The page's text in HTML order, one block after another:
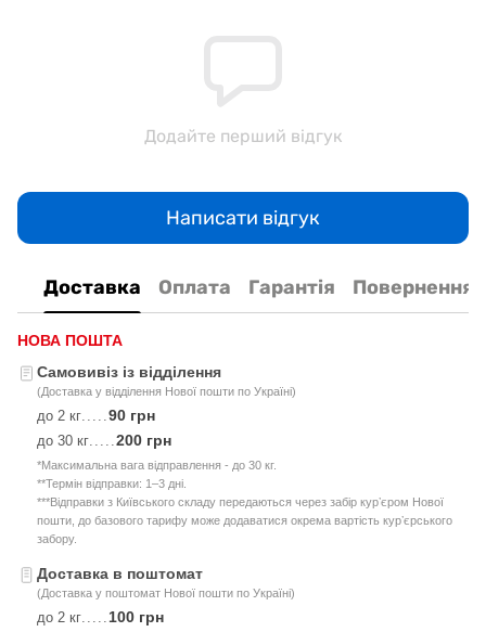
Додайте перший відгук
Написати відгук
Доставка Оплата Гарантія Повернення
НОВА ПОШТА
Самовивіз із відділення
(Доставка у відділення Нової пошти по Україні)
до 2 кг.....90 грн
до 30 кг.....200 грн
*Максимальна вага відправлення - до 30 кг.
**Термін відправки: 1–3 дні.
***Відправки з Київського складу передаються через забір курʼєром Нової
пошти, до базового тарифу може додаватися окрема вартість курʼєрського
забору.
Доставка в поштомат
(Доставка у поштомат Нової пошти по Україні)
до 2 кг.....100 грн